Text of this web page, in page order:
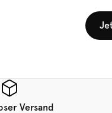
Versand